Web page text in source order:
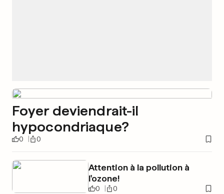
Foyer deviendrait-il
hypocondriaque?
0 0
Attention à la pollution à
l'ozone!
0 0